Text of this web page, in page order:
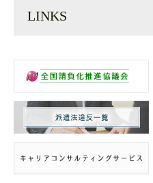
LINKS